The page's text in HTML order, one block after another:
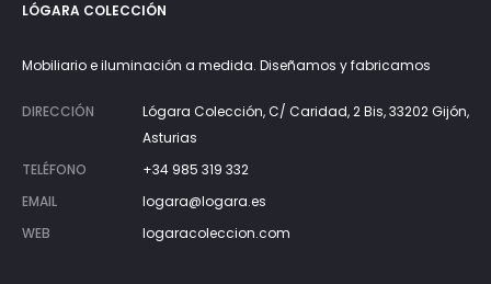
LÓGARA COLECCIÓN
Mobiliario e iluminación a medida. Diseñamos y fabricamos
DIRECCIÓN
Lógara Colección, C/ Caridad, 2 Bis, 33202 Gijón,
Asturias
TELÉFONO
+34 985 319 332
EMAIL
logara@logara.es
WEB
logaracoleccion.com